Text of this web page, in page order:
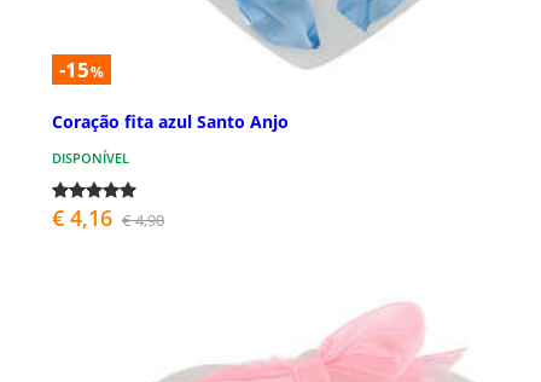
-15%
Coração fita azul Santo Anjo
DISPONÍVEL
€ 4,16 € 4,90